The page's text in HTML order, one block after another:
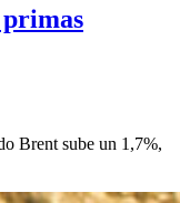
Brent sube un 1,7%,